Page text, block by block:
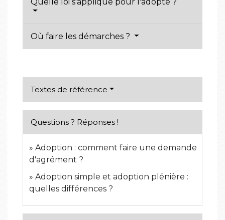
Où faire les démarches ?
Textes de référence
Questions ? Réponses !
Adoption : comment faire une demande
d'agrément ?
Adoption simple et adoption plénière :
quelles différences ?